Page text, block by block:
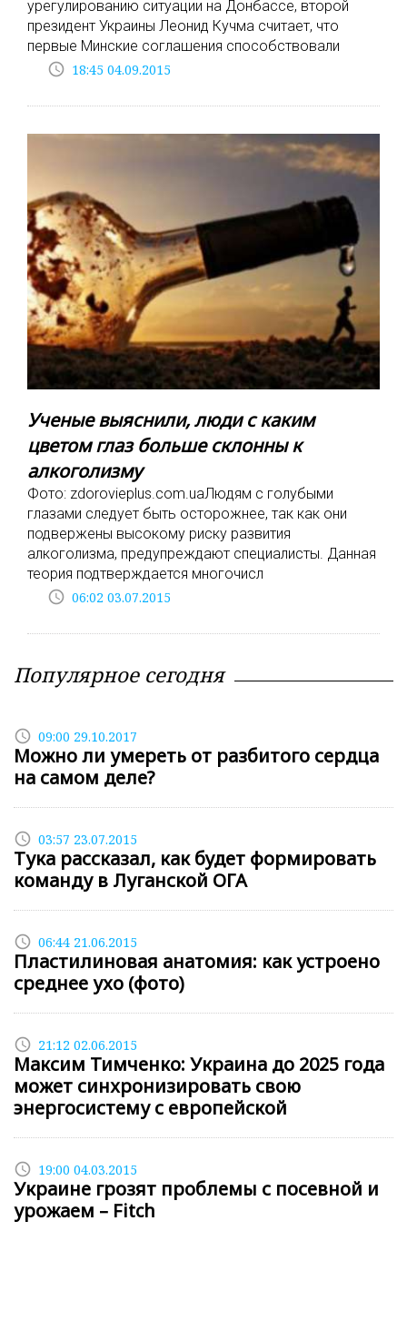
урегулированию ситуации на Донбассе, второй
президент Украины Леонид Кучма считает, что
первые Минские соглашения способствовали
access_time 18:45 04.09.2015
Ученые выяснили, люди с каким
цветом глаз больше склонны к
алкоголизму
Фото: zdorovieplus.com.uaЛюдям с голубыми
глазами следует быть осторожнее, так как они
подвержены высокому риску развития
алкоголизма, предупреждают специалисты. Данная
теория подтверждается многочисл
access_time 06:02 03.07.2015
Популярное сегодня
access_time 09:00 29.10.2017
Можно ли умереть от разбитого сердца
на самом деле?
access_time 03:57 23.07.2015
Тука рассказал, как будет формировать
команду в Луганской ОГА
access_time 06:44 21.06.2015
Пластилиновая анатомия: как устроено
среднее ухо (фото)
access_time 21:12 02.06.2015
Максим Тимченко: Украина до 2025 года
может синхронизировать свою
энергосистему с европейской
access_time 19:00 04.03.2015
Украине грозят проблемы с посевной и
урожаем – Fitch